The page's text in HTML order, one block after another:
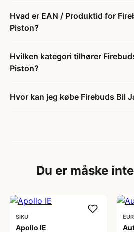
Hvad er EAN / Produktid for
Piston?
Hvilken kategori tilhører
Piston?
Hvor kan jeg købe Firebuds Bil
Du er måske
SIKU
Apollo IE